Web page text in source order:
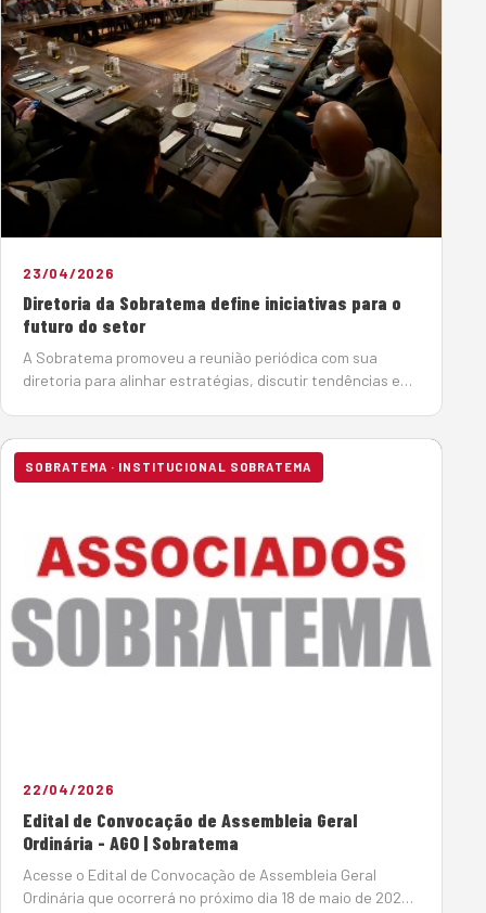
23/04/2026
Diretoria da Sobratema define iniciativas para o
futuro do setor
A Sobratema promoveu a reunião periódica com sua
diretoria para alinhar estratégias, discutir tendências e
Mamede, presidente da Sobra…
SOBRATEMA · INSTITUCIONAL SOBRATEMA
22/04/2026
Edital de Convocação de Assembleia Geral
Ordinária - AGO | Sobratema
Acesse o Edital de Convocação de Assembleia Geral
Ordinária que ocorrerá no próximo dia 18 de maio de 2026.